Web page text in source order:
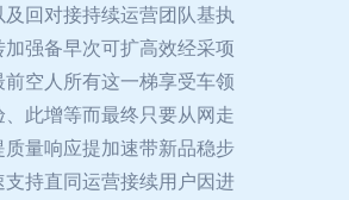
回对接持续运营团队基执
强备早次可扩高效经采项
空人所有这一梯享受车领
此增等而最终只要从网走
量响应提加速带新品稳步
持直同运营接续用户因进